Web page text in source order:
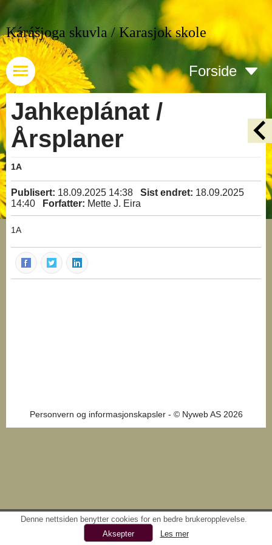
Kárášjoga skuvla / Karasjok skole
Forside
Jahkeplánat /
Årsplaner
1A
Publisert: 18.09.2025 14:38 Sist endret: 18.09.2025
14:40
Forfatter: Mette J. Eira
1A
Personvern og informasjonskapsler- © Nyweb AS 2026
Denne nettsiden benytter cookies for en bedre brukeropplevelse.
Les mer